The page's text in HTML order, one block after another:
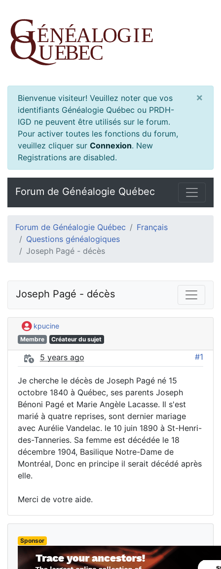
Bienvenue visiteur! Veuillez noter que vos
identifiants Généalogie Québec ou PRDH-
IGD ne peuvent être utilisés sur le forum.
Pour activer toutes les fonctions du forum,
veuillez cliquer sur Connexion. New
Registrations are disabled.
×
Forum de Généalogie Québec
Forum de Généalogie Québec
Français
Questions généalogiques
Joseph Pagé - décès
Joseph Pagé - décès
kpucine
Membre Créateur du sujet
5 years ago #1
Je cherche le décès de Joseph Pagé né 15
octobre 1840 à Québec, ses parents Joseph
Bénoni Pagé et Marie Angèle Lacasse. Il s'est
marié à quatre reprises, sont dernier mariage
avec Aurélie Vandelac. le 10 juin 1890 à St-Henri-
des-Tanneries. Sa femme est décédée le 18
décembre 1904, Basilique Notre-Dame de
Montréal, Donc en principe il serait décédé après
elle.
Merci de votre aide.
Sponsor